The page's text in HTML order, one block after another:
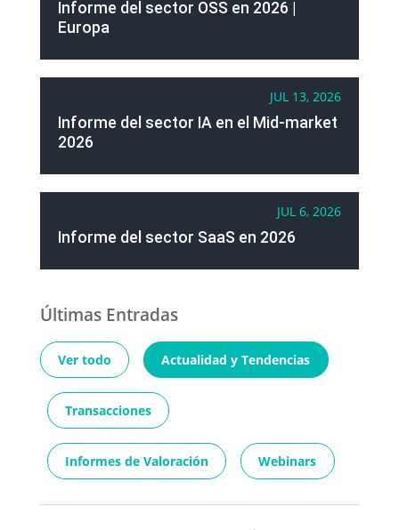
Informe del sector OSS en 2026 |
Europa
JUL 13, 2026
Informe del sector IA en el Mid-market
2026
JUL 6, 2026
Informe del sector SaaS en 2026
Últimas Entradas
Ver todo Actualidad y Tendencias
Transacciones
Informes de Valoración Webinars